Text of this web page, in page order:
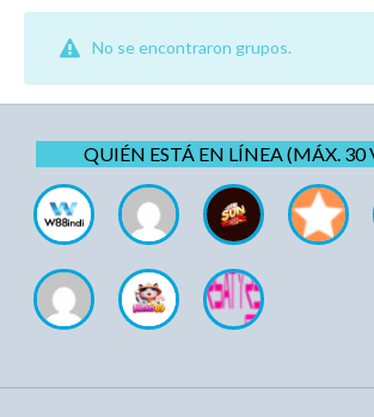
No se encontraron grupos.
QUIÉN ESTÁ EN LÍNEA (MÁX. 30